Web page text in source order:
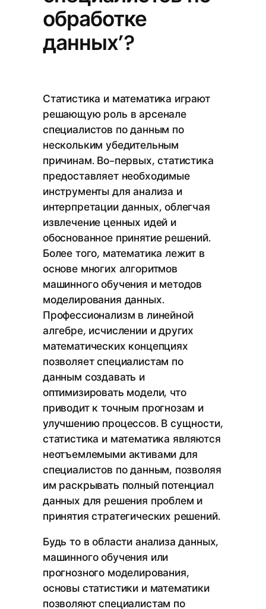
обработке
данных’?
Статистика и математика играют
решающую роль в арсенале
специалистов по данным по
нескольким убедительным
причинам. Во-первых, статистика
предоставляет необходимые
инструменты для анализа и
интерпретации данных, облегчая
извлечение ценных идей и
обоснованное принятие решений.
Более того, математика лежит в
основе многих алгоритмов
машинного обучения и методов
моделирования данных.
Профессионализм в линейной
алгебре, исчислении и других
математических концепциях
позволяет специалистам по
данным создавать и
оптимизировать модели, что
приводит к точным прогнозам и
улучшению процессов. В сущности,
статистика и математика являются
неотъемлемыми активами для
специалистов по данным, позволяя
им раскрывать полный потенциал
данных для решения проблем и
принятия стратегических решений.
Будь то в области анализа данных,
машинного обучения или
прогнозного моделирования,
основы статистики и математики
позволяют специалистам по